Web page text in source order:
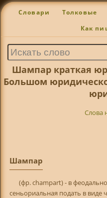
Словари Толковые
Как
Шампар краткая
Большом
Слова
Шампар
(фр. champart) - в
сеньориальная подать в виде